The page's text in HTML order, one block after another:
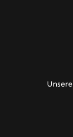
Link) Link)
Tab
Link)